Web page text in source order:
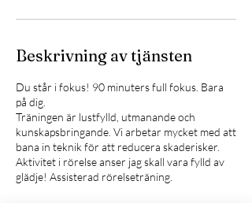
Beskrivning av tjänsten
Du står i fokus! 90 minuters full fokus. Bara
på dig.
Träningen är lustfylld, utmanande och
kunskapsbringande. Vi arbetar mycket med att
bana in teknik för att reducera skaderisker.
Aktivitet i rörelse anser jag skall vara fylld av
glädje! Assisterad rörelseträning.